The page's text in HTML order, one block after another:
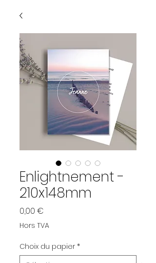
Enlightnement -
210x148mm
0,00 €
Hors TVA
Choix du papier *